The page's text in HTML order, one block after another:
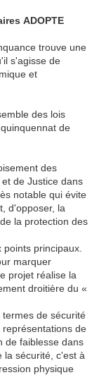
ADOPTE
trouve une
s'agisse de
et
des lois
de
des
de Justice dans
notable qui évite
d'opposer, la
la protection des
principaux.
marquer
projet réalise la
droitière du «
de sécurité
de
de faiblesse dans
la sécurité, c'est à
physique